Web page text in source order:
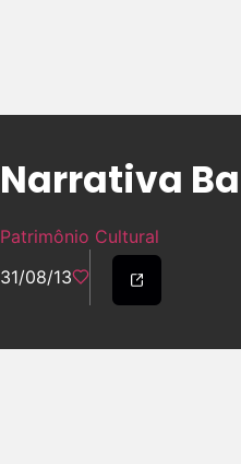
Narrativa
Patrimônio Cultural
31/08/13